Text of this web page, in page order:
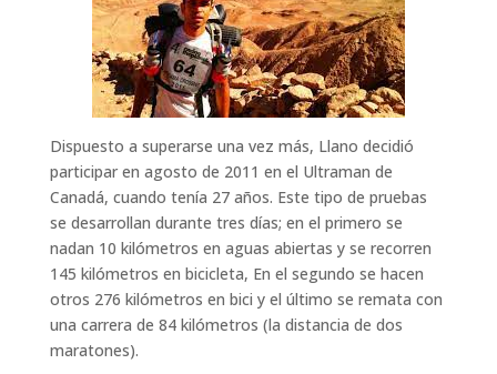
Dispuesto a superarse una vez más, Llano decidió
participar en agosto de 2011 en el Ultraman de
Canadá, cuando tenía 27 años. Este tipo de pruebas
se desarrollan durante tres días; en el primero se
nadan 10 kilómetros en aguas abiertas y se recorren
145 kilómetros en bicicleta, En el segundo se hacen
otros 276 kilómetros en bici y el último se remata con
una carrera de 84 kilómetros (la distancia de dos
maratones).